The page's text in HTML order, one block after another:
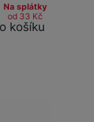
Na splátky
od 33 Kč
košíku